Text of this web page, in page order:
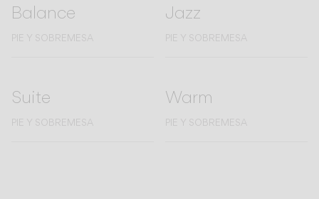
Balance
PIE Y SOBREMESA
Jazz
PIE Y SOBREMESA
Suite
PIE Y SOBREMESA
Warm
PIE Y SOBREMESA